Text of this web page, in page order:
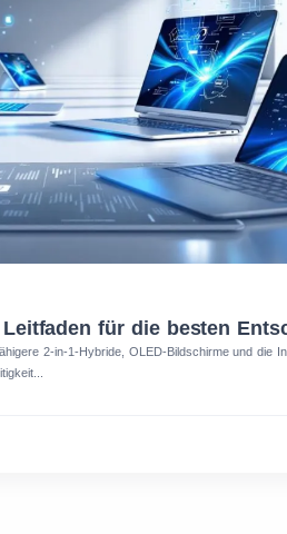
für die besten
2-in-1-Hybride, OLED-Bildschirme und die